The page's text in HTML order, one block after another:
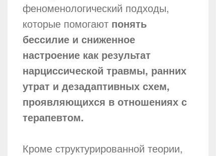
феноменологический подходы,
которые помогают понять
бессилие и сниженное
настроение как результат
нарциссической травмы, ранних
утрат и дезадаптивных схем,
проявляющихся в отношениях с
терапевтом.
Кроме структурированной теории,